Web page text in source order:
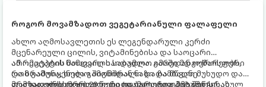
როგორ მოვამზადოთ ვეგეტარიანული ფალაფელი
ახლო აღმოსავლეთის ეს ლეგენდარული კერძი
მცენარეული ცილის, ვიტამინებისა და საოცარი
არომატების ნამდვილი საბადოა. გარედან ოქროსფერი
და ხრაშუნა, ხოლო შიგნიდან ნაზი და მწვანე
ფალაფელის ბურთულები იდეალურია პიტაში (არაბულ
ამ რეცეპტის მთავარი საიდუმლო იმაში მდგომარეობს,
რომ გამოიყენება გამომშრალი და ჩამბალი მუხუდო და
არა დაკონსერვებული, რათა ბურთულებმა შეწვისას
მომზადების დრო: 20 წუთი (დამატებით მუხუდოს